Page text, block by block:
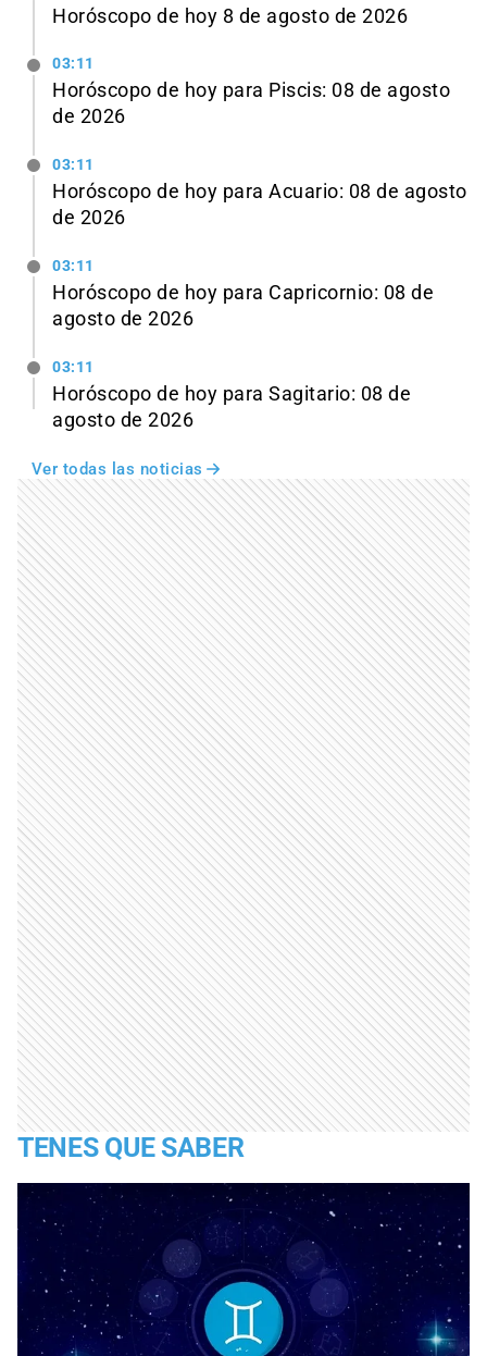
Horóscopo de hoy 8 de agosto de 2026
03:11
Horóscopo de hoy para Piscis: 08 de agosto
de 2026
03:11
Horóscopo de hoy para Acuario: 08 de agosto
de 2026
03:11
Horóscopo de hoy para Capricornio: 08 de
agosto de 2026
03:11
Horóscopo de hoy para Sagitario: 08 de
agosto de 2026
Ver todas las noticias
TENES QUE SABER